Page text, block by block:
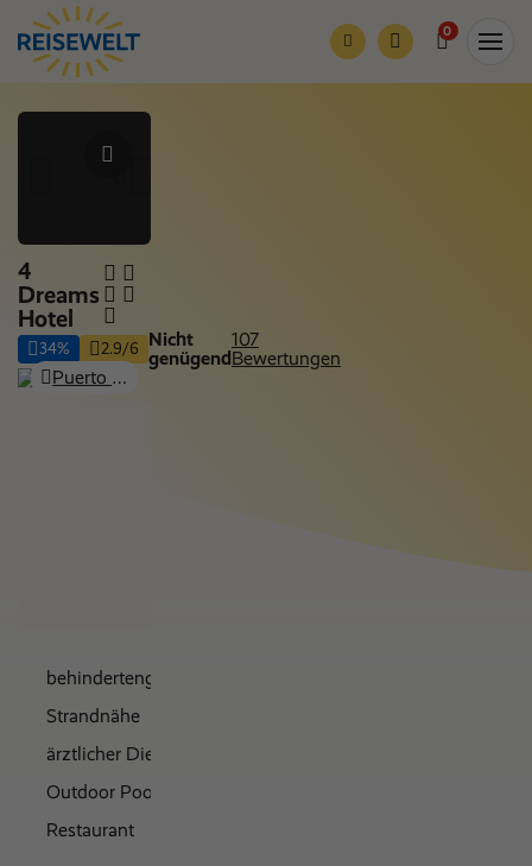
0
4
Dreams
Hotel
Puerto de la Cruz, Teneriffa
34% 2.9/6 Nicht
genügend
107
Bewertungen
behindertengerecht
Strandnähe
ärztlicher Dienst
Outdoor Pool
Restaurant